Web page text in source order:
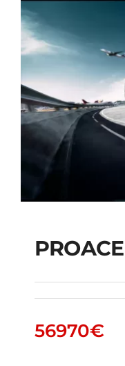
56970€